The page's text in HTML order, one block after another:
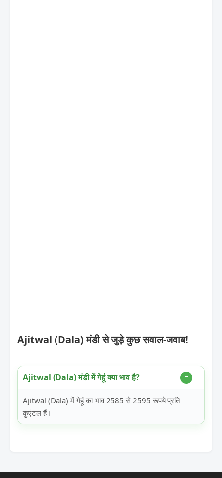
Ajitwal (Dala) मंडी से जुड़े कुछ सवाल-जवाब!
Ajitwal (Dala) मंडी में गेहूं क्या भाव है?
Ajitwal (Dala) में गेहूं का भाव 2585 से 2595 रूपये प्रति
कुएंटल हैं।